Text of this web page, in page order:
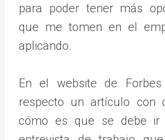
para poder tener más
que me tomen en el
aplicando.
En el website de
respecto un artículo con
cómo es que se debe ir